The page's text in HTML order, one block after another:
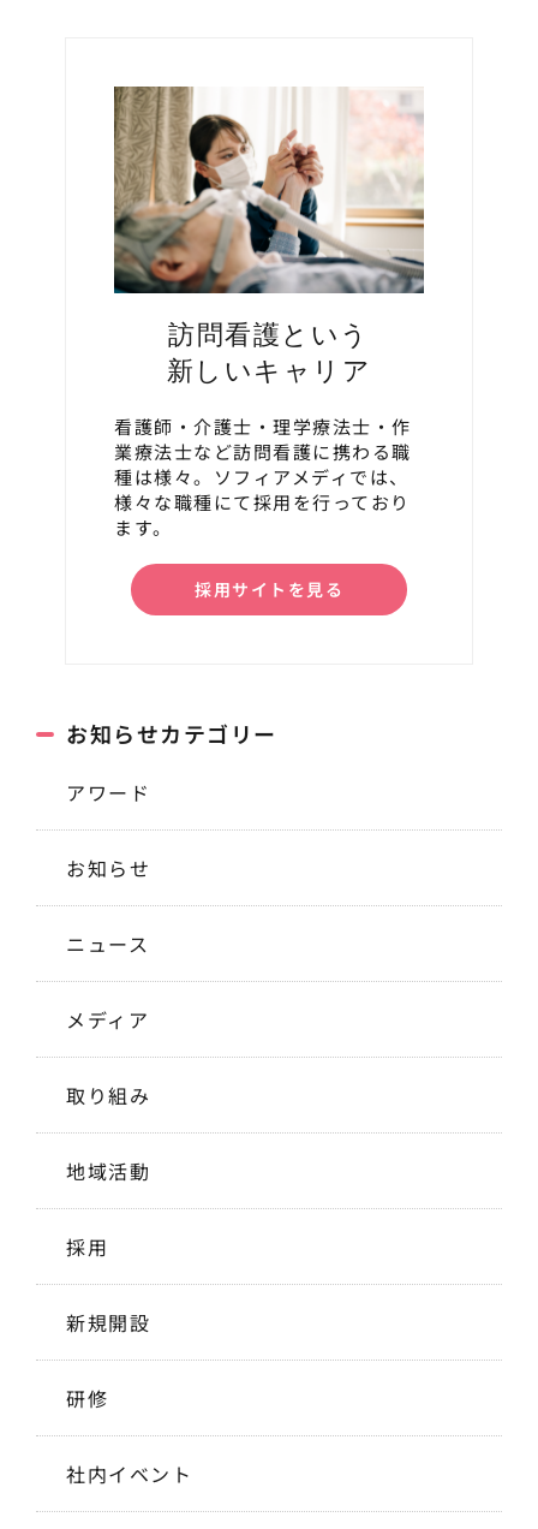
訪問看護という
新しいキャリア
看護師・介護士・理学療法士・作
業療法士など訪問看護に携わる職
種は様々。ソフィアメディでは、
様々な職種にて採用を行っており
ます。
採用サイトを見る
お知らせカテゴリー
アワード
お知らせ
ニュース
メディア
取り組み
地域活動
採用
新規開設
研修
社内イベント